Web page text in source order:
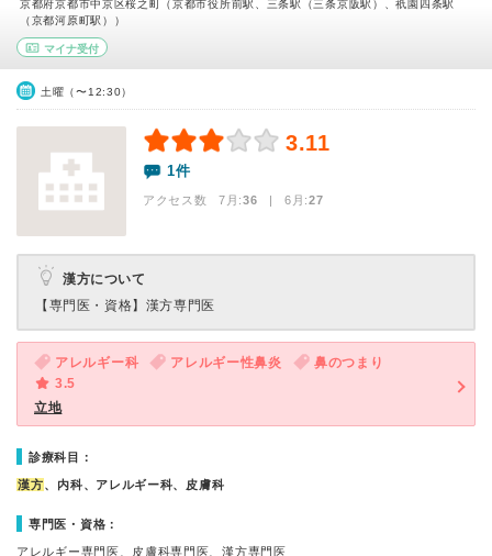
京都府京都市中京区桜之町（京都市役所前駅、三条駅（三条京阪駅）、祇園四条駅
（京都河原町駅））
マイナ受付
土曜（〜12:30）
3.11
1件
アクセス数 7月:36 | 6月:27
漢方について
【専門医・資格】 漢方専門医
アレルギー科 アレルギー性鼻炎
鼻のつまり
3.5
立地
診療科目：
漢方、内科、アレルギー科、皮膚科
専門医・資格：
アレルギー専門医、皮膚科専門医、漢方専門医